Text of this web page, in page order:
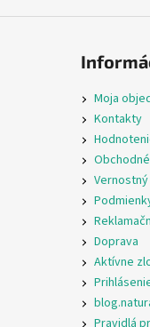
Moja
Kontakty
Doprava
Aktívne